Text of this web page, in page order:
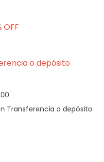
OFF
o depósito
Transferencia o depósito